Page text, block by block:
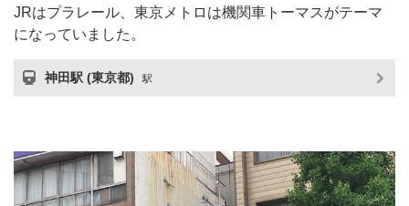
JRはプラレール、東京メトロは機関車トーマスがテーマ
になっていました。
神田駅 (東京都) 駅